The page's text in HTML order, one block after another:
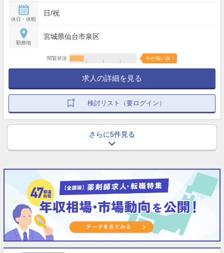
休日・休暇
日/祝
勤務地
宮城県仙台市泉区
閲覧状況 今が狙い目！
求人の詳細を見る
検討リスト（要ログイン）
さらに5件見る